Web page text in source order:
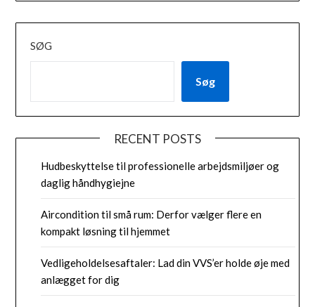
SØG
Søg
RECENT POSTS
Hudbeskyttelse til professionelle arbejdsmiljøer og
daglig håndhygiejne
Aircondition til små rum: Derfor vælger flere en
kompakt løsning til hjemmet
Vedligeholdelsesaftaler: Lad din VVS’er holde øje med
anlægget for dig